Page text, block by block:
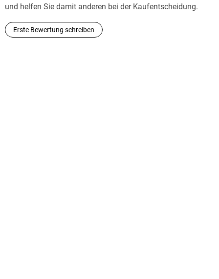
und helfen Sie damit anderen bei der Kaufentscheidung.
Erste Bewertung schreiben